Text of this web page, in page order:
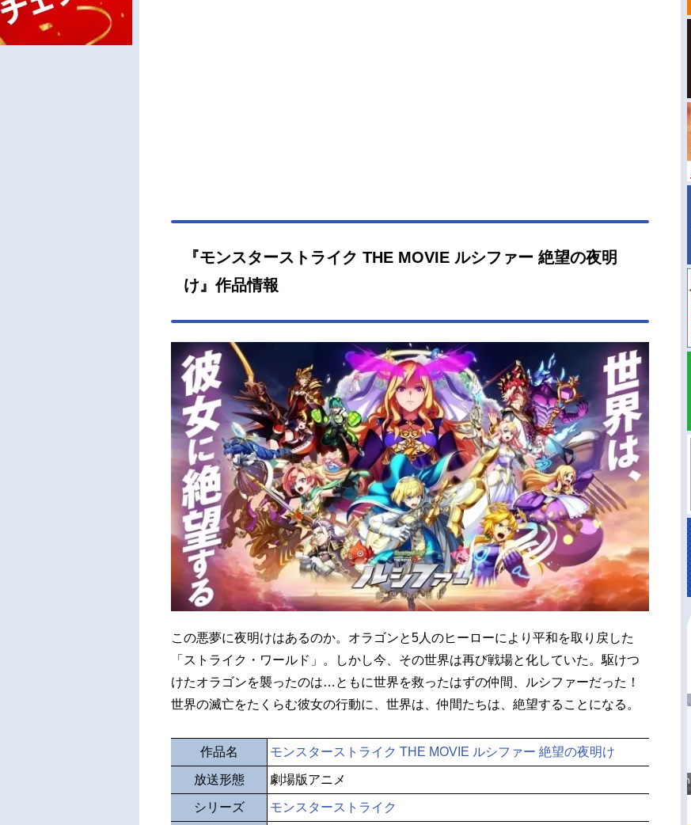
『モンスターストライク THE MOVIE ルシファー 絶望の夜明
け』作品情報
この悪夢に夜明けはあるのか。オラゴンと5人のヒーローにより平和を取り戻した
「ストライク・ワールド」。しかし今、その世界は再び戦場と化していた。駆けつ
けたオラゴンを襲ったのは…ともに世界を救ったはずの仲間、ルシファーだった！
世界の滅亡をたくらむ彼女の行動に、世界は、仲間たちは、絶望することになる。
作品名 モンスターストライク THE MOVIE ルシファー 絶望の夜明け
放送形態 劇場版アニメ
シリーズ モンスターストライク
高橋美紀のおんぷの気持ち
TVアニメ『戦隊大失格』
radio 大直会 2nd season